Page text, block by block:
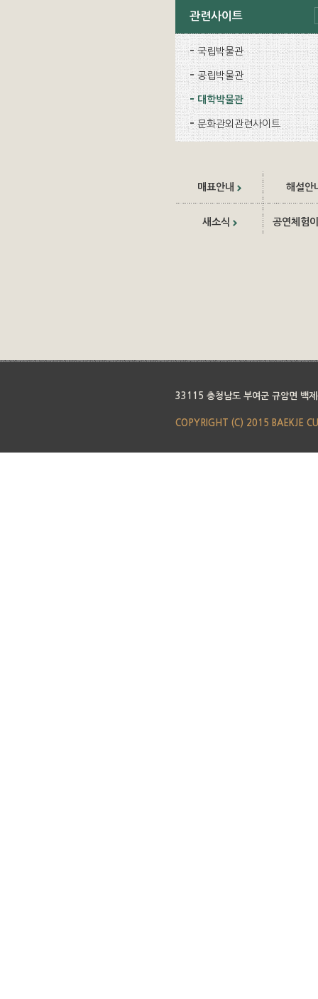
관련사이트
국립박물관
공립박물관
대학박물관
문화관외관련사이트
매표안내 해설안
새소식 공연체험
33115 충청남도 부여군 규암면 백
COPYRIGHT (C) 2015 BAEKJE